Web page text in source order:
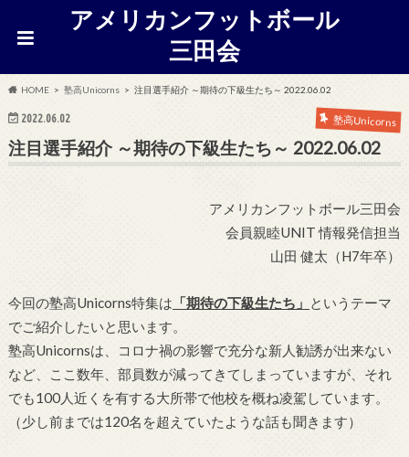
アメリカンフットボール
三田会
HOME 塾高Unicorns 注目選手紹介 ～期待の下級生たち～ 2022.06.02
2022.06.02 塾高Unicorns
注目選手紹介 ～期待の下級生たち～ 2022.06.02
アメリカンフットボール三田会
会員親睦UNIT 情報発信担当
山田 健太（H7年卒）
今回の塾高Unicorns特集は 「期待の下級生たち」 というテーマ
でご紹介したいと思います。
塾高Unicornsは、
コロナ禍の影響で充分な新人勧誘が出来ない
など、ここ数年、 部員数が減ってきてしまっていますが、 それ
でも100人近くを有する大所帯で他校を概ね凌駕しています。
（少し前までは120名を超えていたような話も聞きます）